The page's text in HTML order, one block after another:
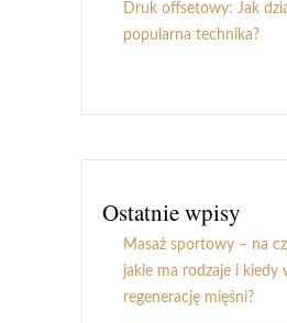
Druk offsetowy: Jak
popularna technika?
Ostatnie wpisy
Masaż sportowy – na
jakie ma rodzaje i kiedy
regenerację mięśni?